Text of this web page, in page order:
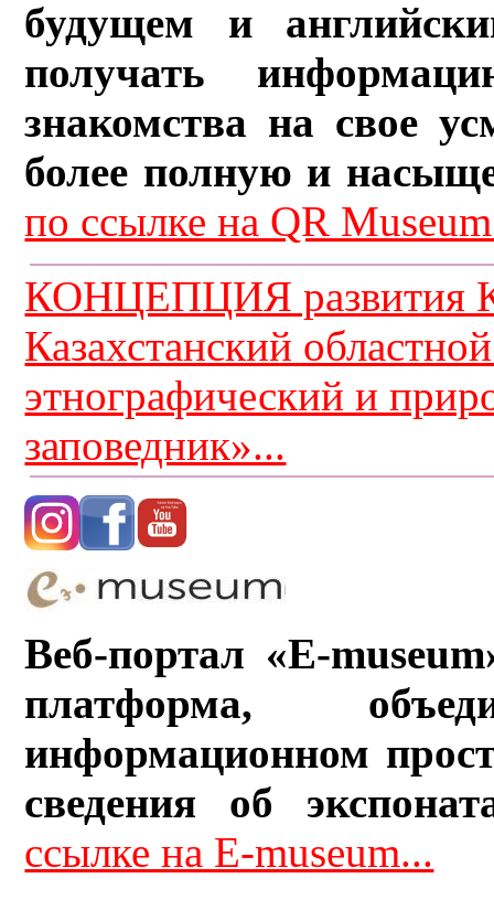
будущем и
получать
знакомства на свое
более полную и
по ссылке на QR
КОНЦЕПЦИЯ развития
Казахстанский
этнографический и
заповедник»...
Веб-портал «E-
платформа,
информационном
сведения об
ссылке на E-museum...